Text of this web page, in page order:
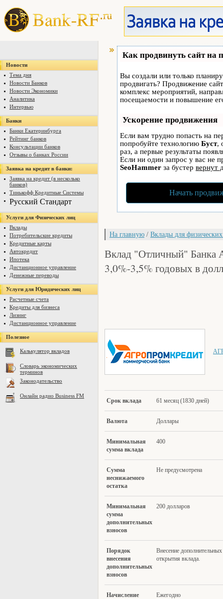
Новости
Тема дня
Новости Банков
Новости Экономики
Аналитика
Интервью
Банки
Банки Екатеринбурга
Рейтинг банков
Консультации банков
Отзывы о банках России
Заявка на кредит в банки:
Заявка на кредит (в несколько
банков)
Тинькофф Кредитные Системы
Русский Стандарт
Услуги для Физических лиц
Вклады
Потребительские кредиты
Кредитные карты
Автокредит
Ипотека
Дистанционное управление
Денежные переводы
Услуги для Юридических лиц
Расчетные счета
Кредиты для бизнеса
Лизинг
Дистанционное управление
Полезное
Калькулятор вкладов
Словарь экономических
терминов
Законодательство
Онлайн радио Business FM
Как продвинуть сайт на
Вы создали или только
продвигать? Продвижение
комплекс мероприятий,
посещаемости и повышение
Ускорение продвижения
Если вам трудно попасть на
попробуйте технологию Буст,
раз, а первые результаты
Если ни один запрос у вас не
SeoHammer за бустер вернут
Начать
На главную / Вклады для
Вклад "Отличный"
3,0%-3,5% годовых в
Срок вклада 61 месяц (1830 дней)
Валюта Доллары
Минимальная
сумма вклада
400
Сумма
неснижаемого
остатка
Не предусмотрена
Минимальная
сумма
дополнительных
взносов
200 долларов
Порядок
внесения
дополнительных
взносов
Внесение дополнительных
открытия вклада.
Начисление
Ежегодно